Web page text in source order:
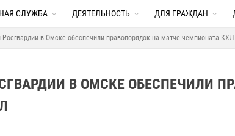
СЛУЖБА ДЕЯТЕЛЬНОСТЬ ДЛЯ ГРАЖДАН
Росгвардии в Омске обеспечили правопорядок на матче чемпионата КХЛ
В ОМСКЕ ОБЕСПЕЧИЛИ